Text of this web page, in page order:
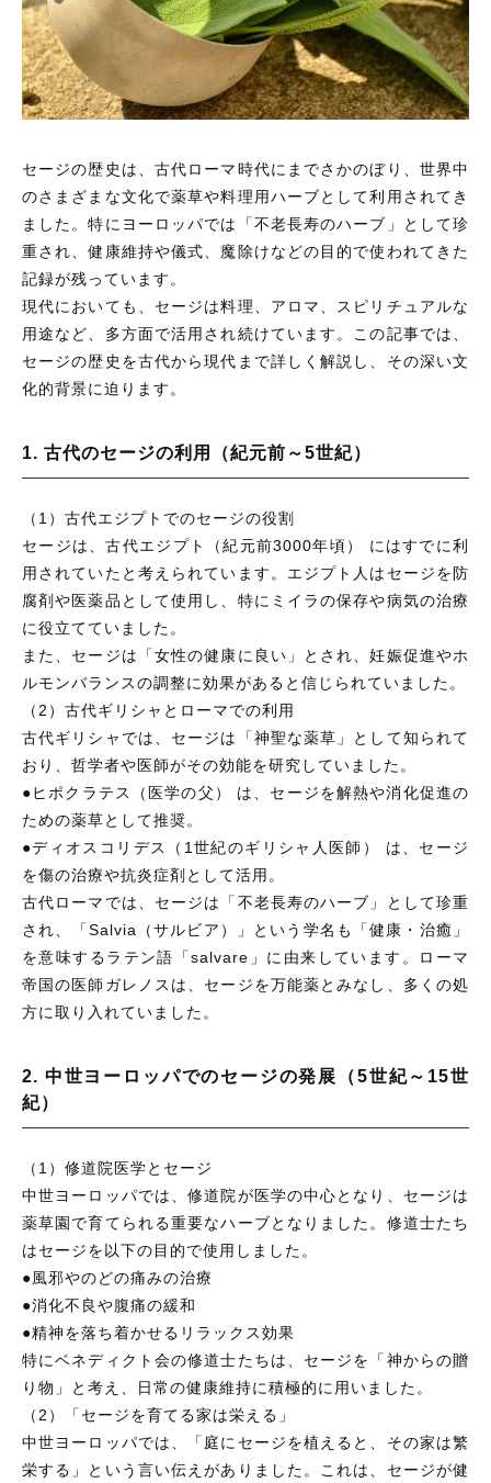
セージの歴史は、古代ローマ時代にまでさかのぼり、世界中
のさまざまな文化で薬草や料理用ハーブとして利用されてき
ました。特にヨーロッパでは「不老長寿のハーブ」として珍
重され、健康維持や儀式、魔除けなどの目的で使われてきた
記録が残っています。
現代においても、セージは料理、アロマ、スピリチュアルな
用途など、多方面で活用され続けています。この記事では、
セージの歴史を古代から現代まで詳しく解説し、その深い文
化的背景に迫ります。
1. 古代のセージの利用（紀元前～5世紀）
（1）古代エジプトでのセージの役割
セージは、古代エジプト（紀元前3000年頃） にはすでに利
用されていたと考えられています。エジプト人はセージを防
腐剤や医薬品として使用し、特にミイラの保存や病気の治療
に役立てていました。
また、セージは「女性の健康に良い」とされ、妊娠促進やホ
ルモンバランスの調整に効果があると信じられていました。
（2）古代ギリシャとローマでの利用
古代ギリシャでは、セージは「神聖な薬草」として知られて
おり、哲学者や医師がその効能を研究していました。
●ヒポクラテス（医学の父） は、セージを解熱や消化促進の
ための薬草として推奨。
●ディオスコリデス（1世紀のギリシャ人医師） は、セージ
を傷の治療や抗炎症剤として活用。
古代ローマでは、セージは「不老長寿のハーブ」として珍重
され、「Salvia（サルビア）」という学名も「健康・治癒」
を意味するラテン語「salvare」に由来しています。ローマ
帝国の医師ガレノスは、セージを万能薬とみなし、多くの処
方に取り入れていました。
2. 中世ヨーロッパでのセージの発展（5世紀～15世
紀）
（1）修道院医学とセージ
中世ヨーロッパでは、修道院が医学の中心となり、セージは
薬草園で育てられる重要なハーブとなりました。修道士たち
はセージを以下の目的で使用しました。
●風邪やのどの痛みの治療
●消化不良や腹痛の緩和
●精神を落ち着かせるリラックス効果
特にベネディクト会の修道士たちは、セージを「神からの贈
り物」と考え、日常の健康維持に積極的に用いました。
（2）「セージを育てる家は栄える」
中世ヨーロッパでは、「庭にセージを植えると、その家は繁
栄する」という言い伝えがありました。これは、セージが健